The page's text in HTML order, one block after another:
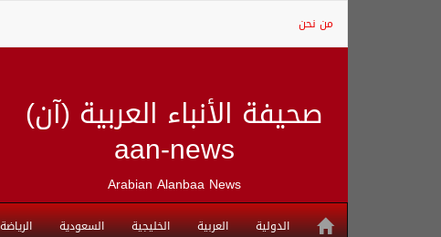
من نحن
صحيفة الأنباء العربية (آن)
aan-news
Arabian Alanbaa News
الدولية العربية الخليجية السعودية الرياضة